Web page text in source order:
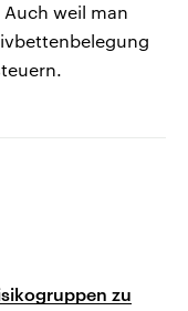
weil man
zu